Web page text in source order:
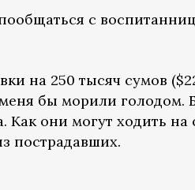
с
на 250 тысяч сумов
меня бы морили
они могут ходить
пострадавших.